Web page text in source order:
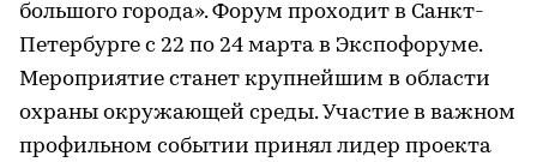
большого города». Форум проходит в Санкт-
Петербурге с 22 по 24 марта в Экспофоруме.
Мероприятие станет крупнейшим в области
охраны окружающей среды. Участие в важном
профильном событии принял лидер проекта